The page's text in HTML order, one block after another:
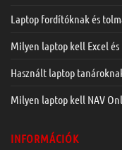
Laptop fordítóknak és
Milyen laptop kell Excel és
Használt laptop
Milyen laptop kell NAV
INFORMÁCIÓK